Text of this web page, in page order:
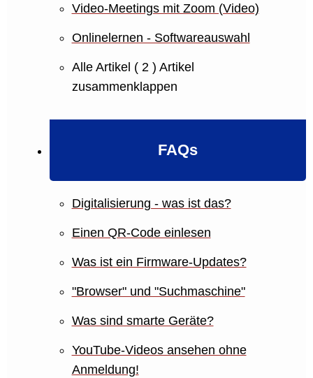
Video-Meetings mit Zoom (Video)
Onlinelernen - Softwareauswahl
Alle Artikel ( 2 ) Artikel
zusammenklappen
FAQs
Digitalisierung - was ist das?
Einen QR-Code einlesen
Was ist ein Firmware-Updates?
"Browser" und "Suchmaschine"
Was sind smarte Geräte?
YouTube-Videos ansehen ohne
Anmeldung!